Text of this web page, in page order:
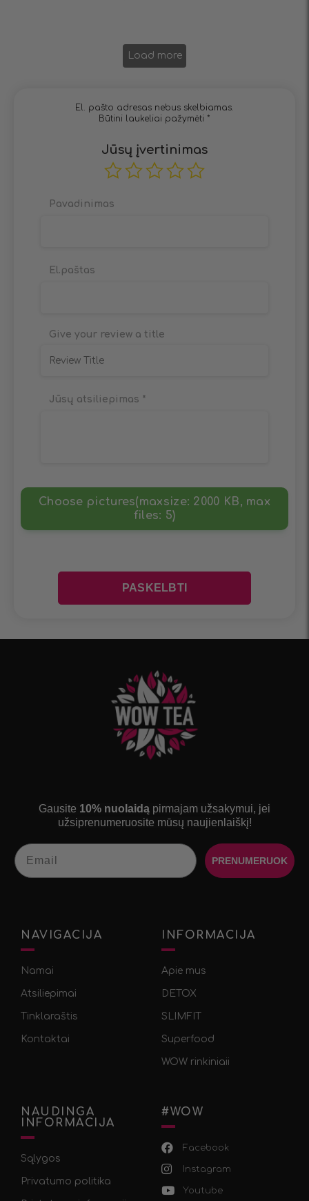
Load more
El. pašto adresas nebus skelbiamas.
Būtini laukeliai pažymėti *
Give your review a title
Jūsų įvertinimas
Jūsų atsiliepimas *
Choose pictures(maxsize: 2000 KB, max
files: 5)
Pavadinimas
El.paštas
Gausite 10% nuolaidą pirmajam užsakymui, jei
užsiprenumeruosite mūsų naujienlaiškį!
Email
PRENUMERUOK
NAVIGACIJA
Namai
Atsiliepimai
Tinklaraštis
Kontaktai
INFORMACIJA
Apie mus
DETOX
SLIMFIT
Superfood
WOW rinkiniaii
NAUDINGA
INFORMACIJA
Sąlygos
Privatumo politika
#WOW
Facebook
Instagram
Youtube